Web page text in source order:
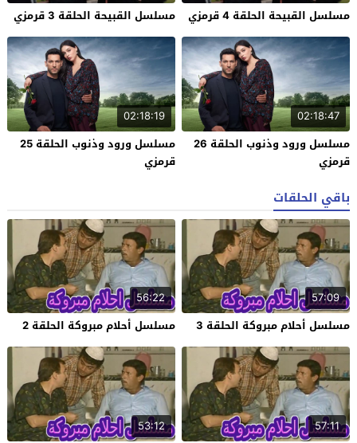
مسلسل القبيحة الحلقة 4 قرمزي
مسلسل القبيحة الحلقة 3 قرمزي
02:18:47
مسلسل ورود وذنوب الحلقة 26
قرمزي
02:18:19
مسلسل ورود وذنوب الحلقة 25
قرمزي
باقي الحلقات
57:09
مسلسل أحلام مبروكة الحلقة 3
56:22
مسلسل أحلام مبروكة الحلقة 2
57:11
53:12